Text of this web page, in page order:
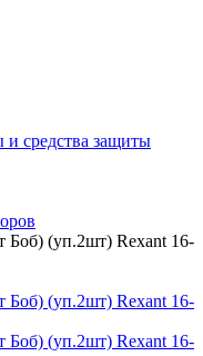
средства защиты
(уп.2шт) Rexant 16-